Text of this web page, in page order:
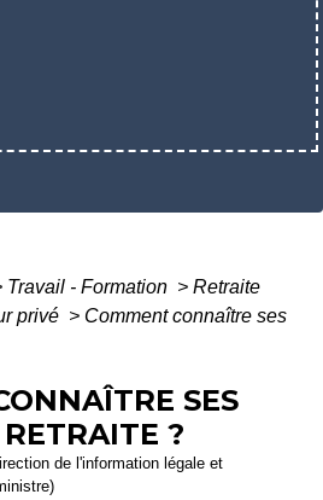
Travail - Formation > Retraite
privé > Comment connaître ses
SES
?
de l'information légale et